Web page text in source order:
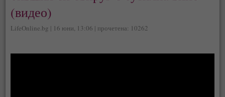
(видео)
LifeOnline.bg | 16 юни, 13:06 | прочетена: 10262